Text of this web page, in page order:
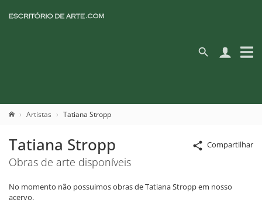
Artistas Tatiana Stropp
Compartilhar
Tatiana Stropp
Obras de arte disponíveis
No momento não possuimos obras de Tatiana Stropp em nosso
acervo.